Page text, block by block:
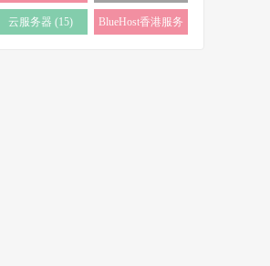
(17)
云服务器 (15)
BlueHost香港服务